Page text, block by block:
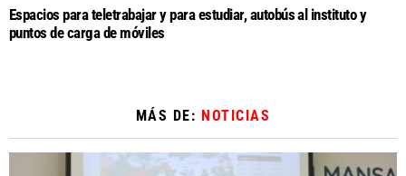
Espacios para teletrabajar y para estudiar, autobús al instituto y
puntos de carga de móviles
MÁS DE: NOTICIAS